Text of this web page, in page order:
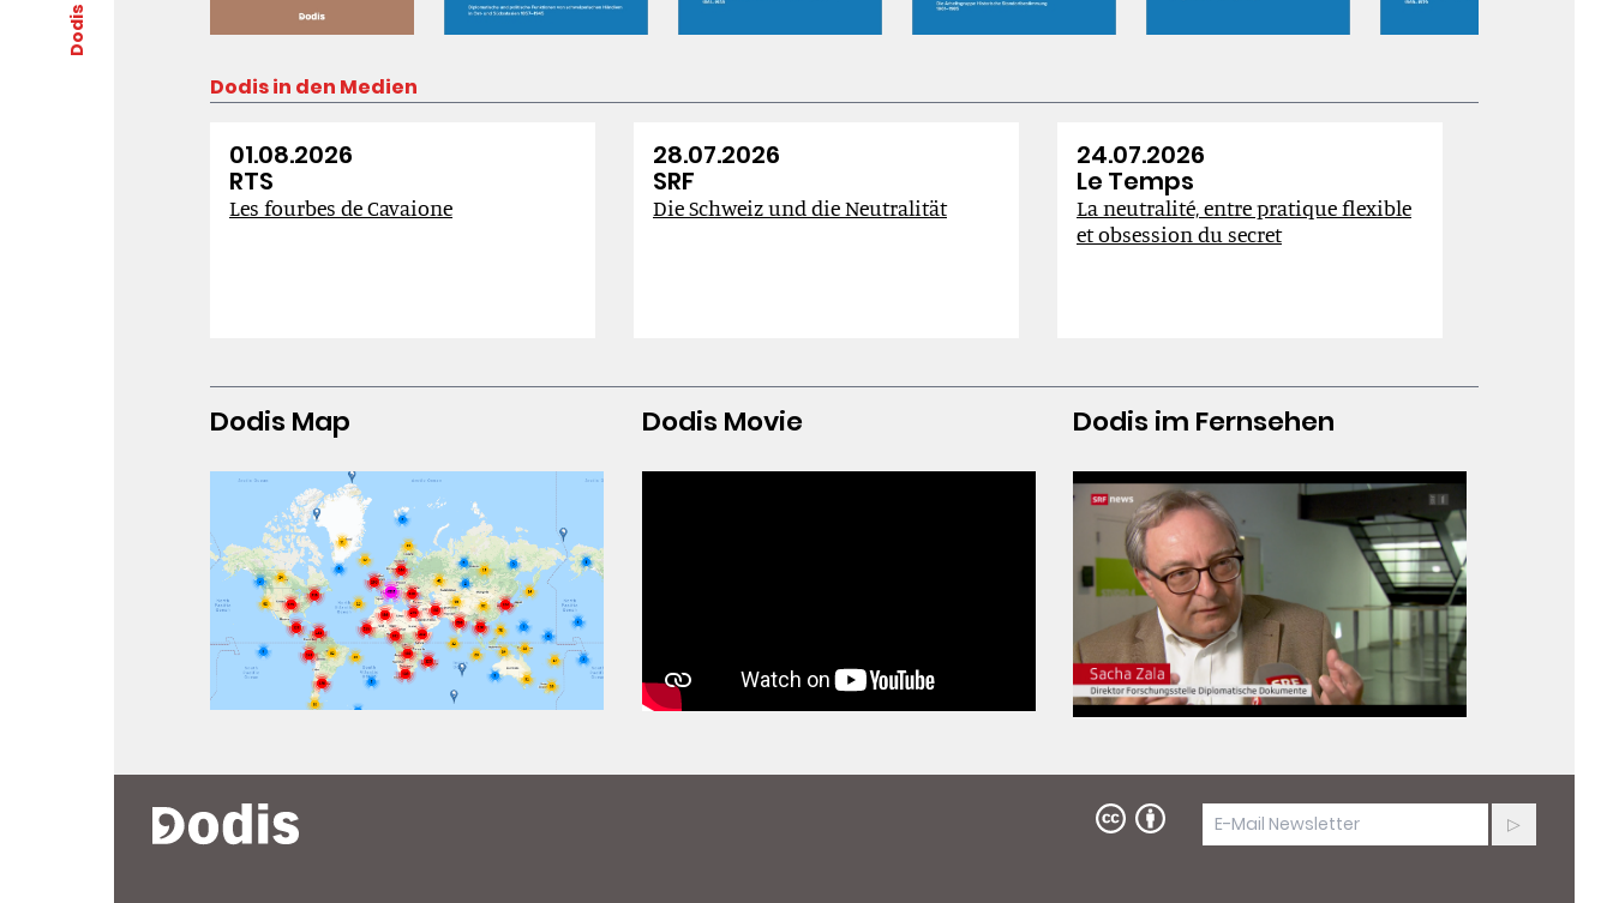
Dodis
Dodis in den Medien
01.08.2026
RTS
Les fourbes de Cavaione
28.07.2026
SRF
Die Schweiz und die Neutralität
24.07.2026
Le Temps
La neutralité, entre pratique flexible
et obsession du secret
Dodis Map Dodis Movie Dodis im Fernsehen